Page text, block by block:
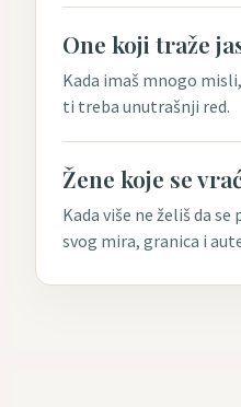
One koji traže
Kada imaš mnogo
ti treba unutrašnji red.
Žene koje se
Kada više ne želiš da
svog mira, granica i